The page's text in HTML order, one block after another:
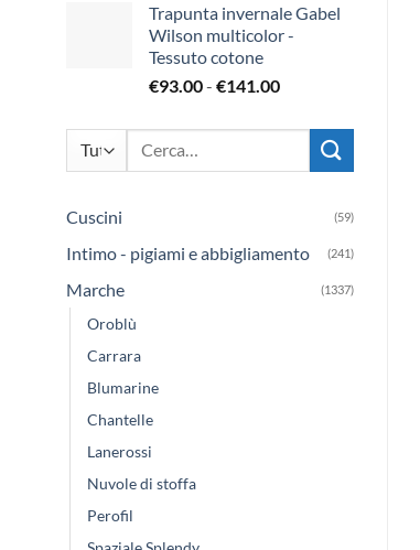
€125.12
prezzo:
da
a
Trapunta invernale Gabel
Wilson multicolor -
Tessuto cotone
€93.00- €141.00Fascia
prezzo:
€93.00
€141.00
Cerca:
Cuscini (59)
Intimo - pigiami e abbigliamento (241)
Marche (1337)
Oroblù
Carrara
Blumarine
Chantelle
Lanerossi
Nuvole di stoffa
Perofil